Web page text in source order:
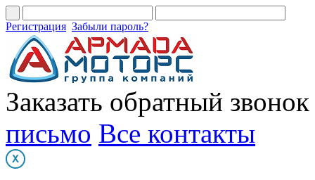
Регистрация Забыли пароль?
Заказать обратный звонок
письмо Все контакты